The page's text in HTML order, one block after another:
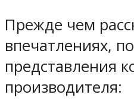
Прежде чем
впечатлениях,
представления
производителя: